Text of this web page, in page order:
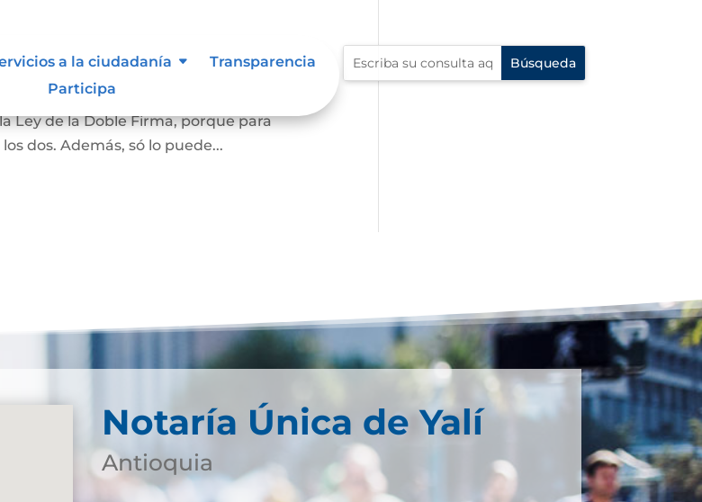
a la ciudadanía
Transparencia
Participa
la pareja casada o en unión marital
Ley de la Doble Firma, porque para
dos. Además, só lo puede...
Notaría Única de Yalí
Antioquia